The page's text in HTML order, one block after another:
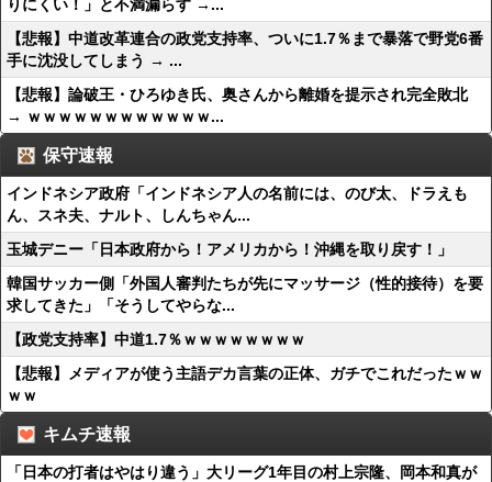
りにくい！」と不満漏らす →...
【悲報】中道改革連合の政党支持率、ついに1.7％まで暴落で野党6番
手に沈没してしまう → ...
【悲報】論破王・ひろゆき氏、奥さんから離婚を提示され完全敗北
→ ｗｗｗｗｗｗｗｗｗｗｗｗ...
保守速報
インドネシア政府「インドネシア人の名前には、のび太、ドラえも
ん、スネ夫、ナルト、しんちゃん...
玉城デニー「日本政府から！アメリカから！沖縄を取り戻す！」
韓国サッカー側「外国人審判たちが先にマッサージ（性的接待）を要
求してきた」「そうしてやらな...
【政党支持率】中道1.7％ｗｗｗｗｗｗｗｗ
【悲報】メディアが使う主語デカ言葉の正体、ガチでこれだったｗｗ
ｗｗ
キムチ速報
「日本の打者はやはり違う」大リーグ1年目の村上宗隆、岡本和真が